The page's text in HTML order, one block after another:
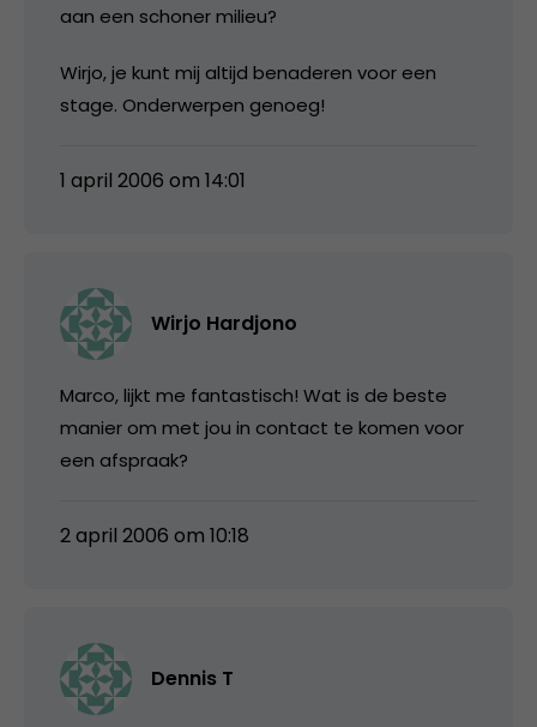
aan een schoner milieu?
Wirjo, je kunt mij altijd benaderen voor een
stage. Onderwerpen genoeg!
1 april 2006 om 14:01
Wirjo Hardjono
Marco, lijkt me fantastisch! Wat is de beste
manier om met jou in contact te komen voor
een afspraak?
2 april 2006 om 10:18
Dennis T